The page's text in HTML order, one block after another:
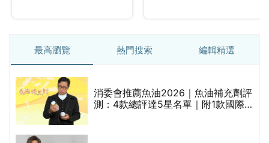
最高瀏覽 熱門搜索 編輯精選
消委會推薦魚油2026｜魚油補充劑評
測：4款總評達5星名單｜附1款國際